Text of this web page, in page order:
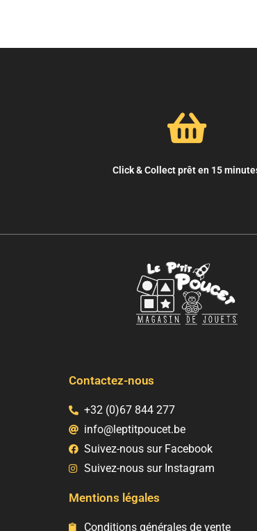
Click & Collect prêt en 15
Contactez-nous
+32 (0)67 844 277
info@leptitpoucet.be
Suivez-nous sur Facebook
Suivez-nous sur Instagram
Mentions légales
Conditions générales de vente